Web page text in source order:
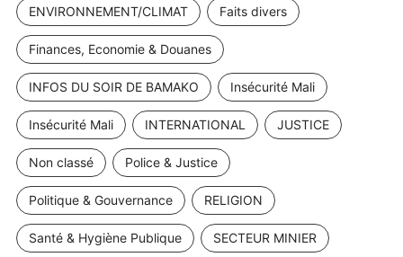
ENVIRONNEMENT/CLIMAT Faits divers
Finances, Economie & Douanes
INFOS DU SOIR DE BAMAKO Insécurité Mali
Insécurité Mali INTERNATIONAL JUSTICE
Non classé Police & Justice
Politique & Gouvernance RELIGION
Santé & Hygiène Publique SECTEUR MINIER